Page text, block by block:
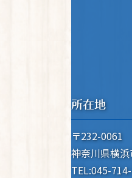
所在地
〒232-0061
神奈川県横
TEL:045-